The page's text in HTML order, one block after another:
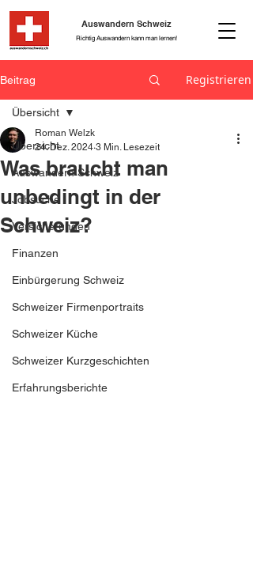
Richtig Auswandern kann man lernen!
Auswandern Schweiz
Beitrag Registrieren
Übersicht
Auswandern Schweiz
Jobsuche
Versicherungen
Finanzen
Einbürgerung Schweiz
Schweizer Firmenportraits
Schweizer Küche
Schweizer Kurzgeschichten
Erfahrungsberichte
Übersicht
Was braucht man
unbedingt in der
Schweiz?
Roman Welzk
24. Dez. 2024 3 Min. Lesezeit